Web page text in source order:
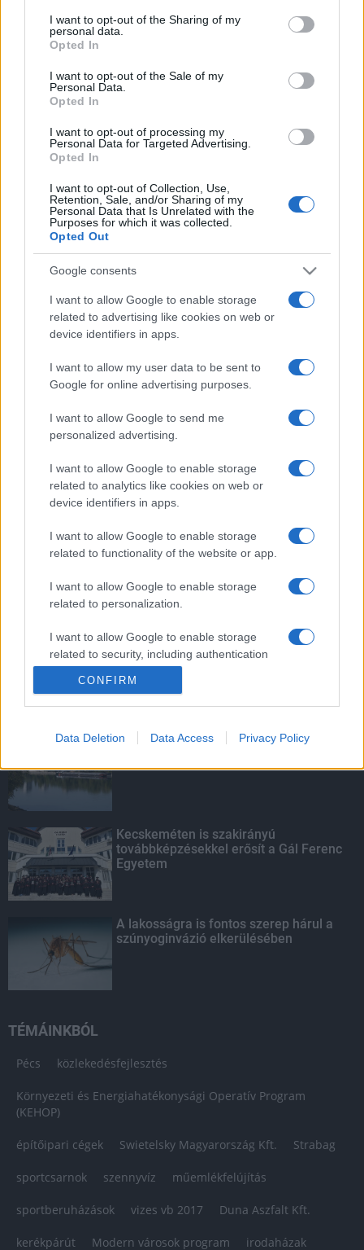
not limited to your visit or usage behaviour. You may click to
grant or deny consent to Google and its third-party tags to
use your data for below specified purposes in below Google
consent section.
I want to opt-out of the Sharing of my
personal data.
Opted In
I want to opt-out of the Sale of my
Personal Data.
Opted In
I want to opt-out of processing my
Personal Data for Targeted Advertising.
Opted In
I want to opt-out of Collection, Use,
Retention, Sale, and/or Sharing of my
Personal Data that Is Unrelated with the
Purposes for which it was collected.
Opted Out
Google consents
I want to allow Google to enable storage
related to advertising like cookies on web or
device identifiers in apps.
I want to allow my user data to be sent to
Google for online advertising purposes.
I want to allow Google to send me
personalized advertising.
I want to allow Google to enable storage
related to analytics like cookies on web or
device identifiers in apps.
I want to allow Google to enable storage
related to functionality of the website or app.
I want to allow Google to enable storage
related to personalization.
I want to allow Google to enable storage
related to security, including authentication
functionality and fraud prevention, and other
user protection.
CONFIRM
Data Deletion Data Access Privacy Policy
másodfokúra csökken a riasztás
Országos hírek
Egyetem
HÍRDETÉS
HÍRDETÉS
LEGOLVASOTTABB
Szerdától rárajtolhatunk a jövő nyári
foci-Eb jegyeire
mentettek a sásdi tűzoltók
Mit lát és mit lát nem a VÉDA?
Megérkezett az eső a Duna
Kecskeméten is szakirányú
továbbképzésekkel erősít a Gál Ferenc
Egyetem
A lakosságra is fontos szerep hárul a
szúnyoginvázió elkerülésében
TÉMÁINKBÓL
Pécs közlekedésfejlesztés
Környezeti és Energiahatékonysági Operatív Program
(KEHOP)
építőipari cégek Swietelsky Magyarország Kft. Strabag
sportcsarnok szennyvíz műemlékfelújítás
sportberuházások vizes vb 2017 Duna Aszfalt Kft.
kerékpárút Modern városok program irodaházak